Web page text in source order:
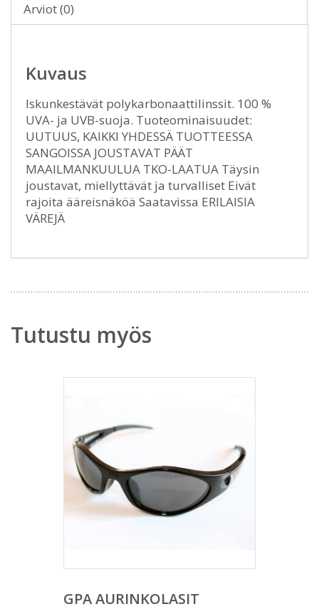
Arviot (0)
Kuvaus
Iskunkestävät polykarbonaattilinssit. 100 %
UVA- ja UVB-suoja. Tuoteominaisuudet:
UUTUUS, KAIKKI YHDESSÄ TUOTTEESSA
SANGOISSA JOUSTAVAT PÄÄT
MAAILMANKUULUA TKO-LAATUA Täysin
joustavat, miellyttävät ja turvalliset Eivät
rajoita ääreisnäköä Saatavissa ERILAISIA
VÄREJÄ
Tutustu myös
GPA AURINKOLASIT